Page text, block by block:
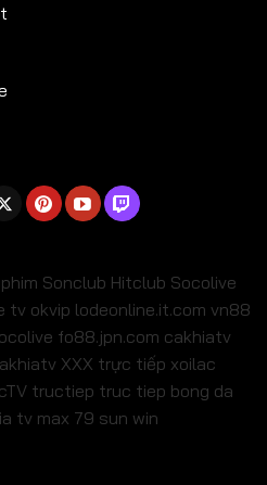
Sonclub Hitclub Socolive
tv okvip lodeonline.it.com vn88
fo88.jpn.com cakhiatv
XXX trực tiếp xoilac
tructiep truc tiep bong da
tv max 79 sun win